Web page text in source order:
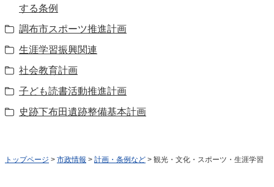
する条例
調布市スポーツ推進計画
生涯学習振興関連
社会教育計画
子ども読書活動推進計画
史跡下布田遺跡整備基本計画
トップページ > 市政情報 > 計画・条例など > 観光・文化・スポーツ・生涯学習